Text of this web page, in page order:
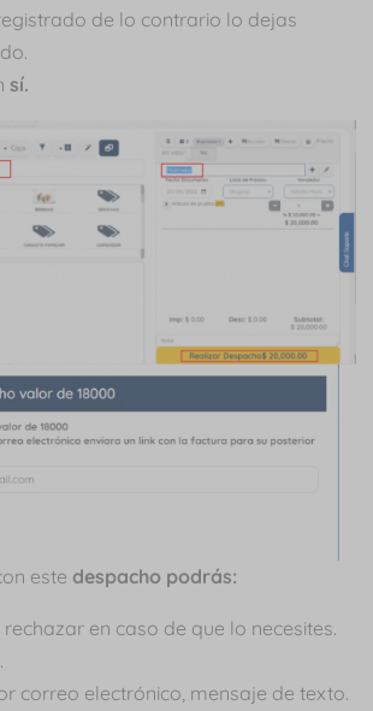
de lo contrario lo dejas
sí.
este despacho podrás:
en caso de que lo necesites.
correo electrónico, mensaje de texto.